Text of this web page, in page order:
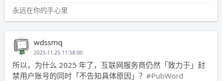
永远在你的手心里
wdssmq
2025-11-25 11:58:00
所以，为什么 2025 年了，互联网服务商仍然「致力于」封
禁用户账号的同时「不告知具体原因」？ #PubWord